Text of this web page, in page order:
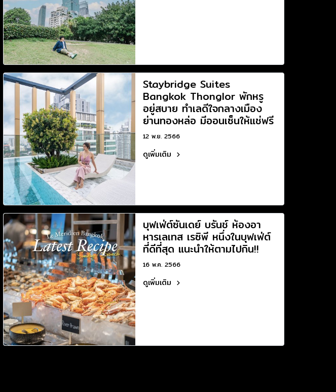
Staybridge Suites
Bangkok Thonglor พักหรู
อยู่สบาย ทำเลดีใจกลางเมือง
ย่านทองหล่อ มีออนเซ็นให้แช่ฟรี
12 พ.ย. 2566
ดูเพิ่มเติม
บุฟเฟ่ต์ซันเดย์ บรันช์ ห้องอา
หารเลเทส เรซิพี หนึ่งในบุฟเฟ่ต์
ที่ดีที่สุด แนะนำให้ตามไปกิน!!
16 พ.ค. 2566
ดูเพิ่มเติม